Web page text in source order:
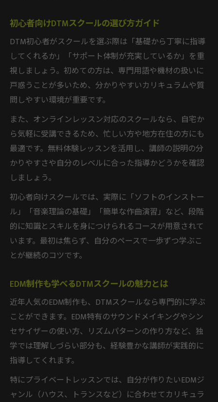
初心者向けDTMスクールの選び方ガイド
DTM初心者がスクールを選ぶ際は「基礎から丁寧に指導
してくれるか」「サポート体制が充実しているか」を重
視しましょう。初めての方は、専門用語や機材の扱いに
戸惑うことが多いため、分かりやすいカリキュラムや質
問しやすい環境が重要です。
また、オンラインレッスン対応のスクールなら、自宅か
ら気軽に受講できるため、忙しい方や地方在住の方にも
最適です。無料体験レッスンを活用し、講師の説明の分
かりやすさや自分のレベルに合った指導かどうかを確認
しましょう。
初心者向けスクールでは、実際に「ソフトのインストー
ル」「音楽理論の基礎」「簡単な作曲演習」など、段階
的に知識とスキルを身につけられるコースが用意されて
います。最初は焦らず、自分のペースで一歩ずつ学ぶこ
とが継続のコツです。
EDM制作も学べるDTMスクールの魅力とは
近年人気のEDM制作も、DTMスクールなら専門的に学ぶ
ことができます。EDM特有のサウンドメイキングやシン
セサイザーの使い方、リズムパターンの作り方など、独
学では理解しづらい部分も、経験豊かな講師が実践的に
指導してくれます。
特にプライベートレッスンでは、自分が作りたいEDMジ
ャンル（ハウス、トランスなど）に合わせてカリキュラ